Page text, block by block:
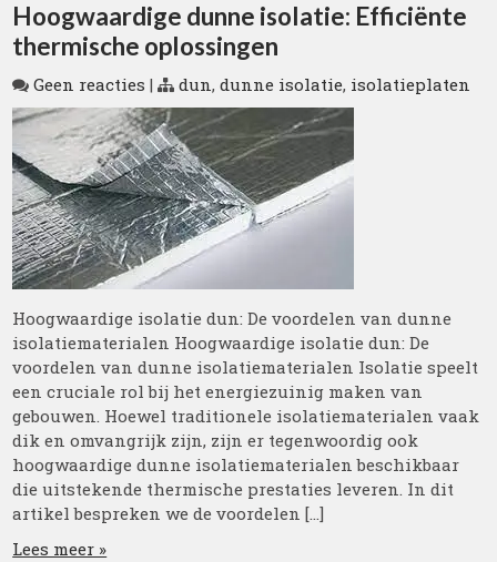
Hoogwaardige dunne isolatie: Efficiënte
thermische oplossingen
Geen reacties | dun,dunne isolatie, isolatieplaten
Hoogwaardige isolatie dun: De voordelen van dunne
isolatiematerialen Hoogwaardige isolatie dun: De
voordelen van dunne isolatiematerialen Isolatie speelt
een cruciale rol bij het energiezuinig maken van
gebouwen. Hoewel traditionele isolatiematerialen vaak
dik en omvangrijk zijn, zijn er tegenwoordig ook
hoogwaardige dunne isolatiematerialen beschikbaar
die uitstekende thermische prestaties leveren. In dit
artikel bespreken we de voordelen […]
Lees meer »